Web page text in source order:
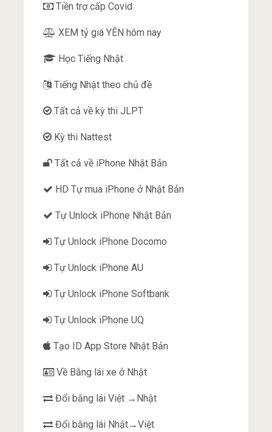
Tiền trợ cấp Covid
XEM tỷ giá YÊN hôm nay
Học Tiếng Nhật
Tiếng Nhật theo chủ đề
Tất cả về kỳ thi JLPT
Kỳ thi Nattest
Tất cả về iPhone Nhật Bản
HD Tự mua iPhone ở Nhật Bản
Tự Unlock iPhone Nhật Bản
Tự Unlock iPhone Docomo
Tự Unlock iPhone AU
Tự Unlock iPhone Softbank
Tự Unlock iPhone UQ
Tạo ID App Store Nhật Bản
Về Bằng lái xe ở Nhật
Đổi bằng lái Việt →Nhật
Đổi bằng lái Nhật→Việt